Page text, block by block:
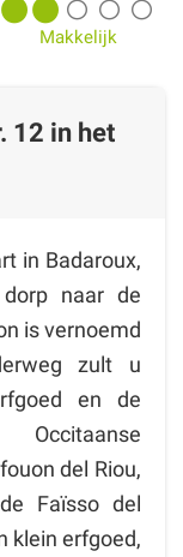
Makkelijk
12 in het
in Badaroux,
naar de
is vernoemd
zult u
en de
del Riou,
Faïsso del
klein erfgoed,